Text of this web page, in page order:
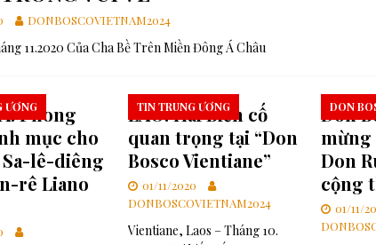
dựng một thế giới hài hòa hơn
và các linh mục tử đạo tại Monte Sole TIN SDB
Gợi Ý Của Cha Bề Trên Cả Về Việc “Suy Nghĩ Theo Thánh ý Của Thiên
DONBOSCOVIETNAM2024
11.2020 Của Cha Bề Trên Miền Đông Á Châu
ƯƠNGPhong
mục cho
lê-diêng
rê Liano
TIN TRUNG ƯƠNG
LÀO: Hai Biến cố
quan trọng tại “Don
Bosco Vientiane”
01/11/2020
DONBOSCOVIETNAM2024
Vientiane, Laos – Tháng 10.
DON
Don
mừng
Don
cộng
01/11/